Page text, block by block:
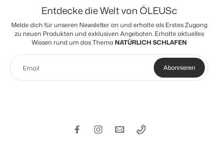
erforscht, wie bestimmte Duftstoffe mit unserem
Empfinden von Ruhe und Wohlbefinden verbunden
sein können. Diese Verbindung aus Natur, Qualität und
Duftkultur prägt die Philosophie von ÓLEUSc.
Entdecke die Welt von ÓLEUSc
Melde dich für unseren Newsletter an und erhalte als Erstes Zugang
zu neuen Produkten und exklusiven Angeboten. Erhalte aktuelles
Wissen rund um das Thema NATÜRLICH SCHLAFEN
Email Abonnieren